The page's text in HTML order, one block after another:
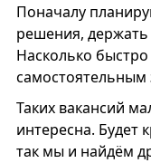
Поначалу
решения, держать
Насколько
самостоятельным
Таких вакансий
интересна. Будет
так мы и найдём